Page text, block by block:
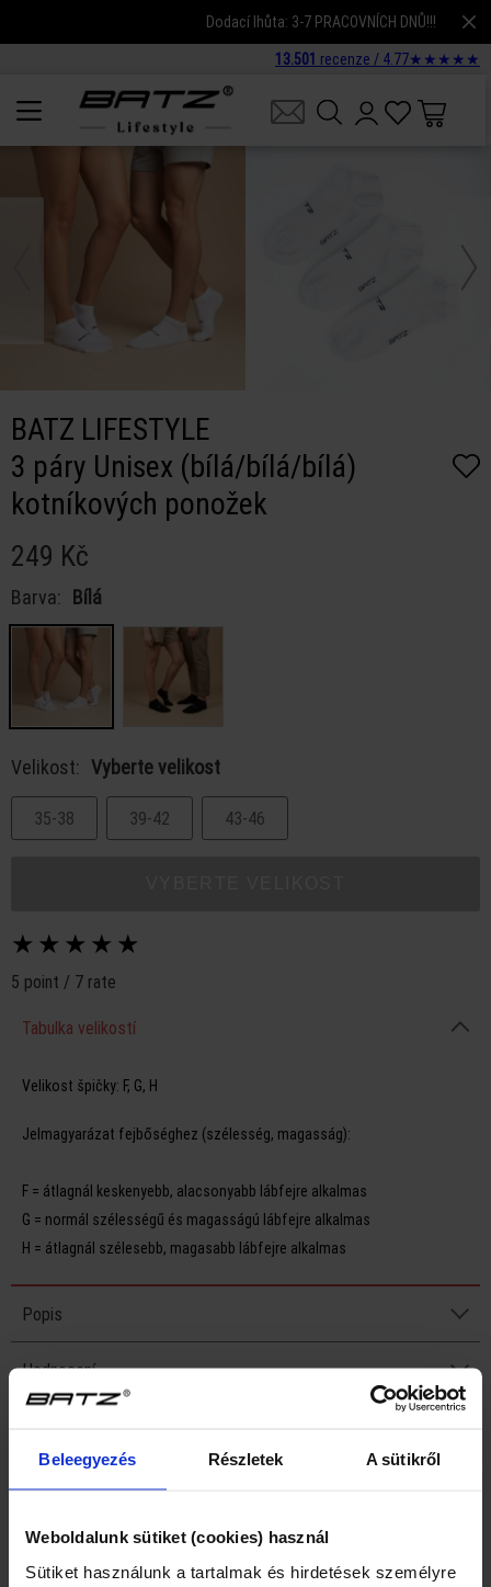
Beleegyezés Részletek A sütikről
Weboldalunk sütiket (cookies) használ
Sütiket használunk a tartalmak és hirdetések személyre
Dodací lhůta: 3-7 PRACOVNÍCH DNŮ!!!
13.501 recenze / 4.77★ ★ ★ ★ ★
BATZ LIFESTYLE
3 páry Unisex (bílá/bílá/bílá)
kotníkových ponožek
249 Kč
Barva: Bílá
Velikost: Vyberte velikost
35-38 39-42 43-46
★ ★ ★ ★ ★
5 point / 7 rate
Tabulka velikostí
Velikost špičky: F, G, H
Jelmagyarázat fejbőséghez (szélesség, magasság):
F = átlagnál keskenyebb, alacsonyabb lábfejre alkalmas
G = normál szélességű és magasságú lábfejre alkalmas
H = átlagnál szélesebb, magasabb lábfejre alkalmas
Popis
Hodnocení
MOHLO BY VÁS TAKÉ ZAJÍMAT ...